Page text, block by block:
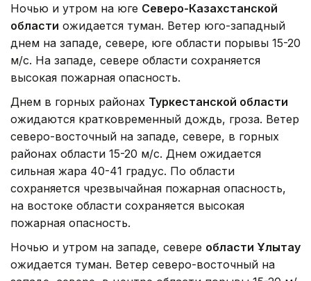
Ночью и утром на юге Северо-Казахстанской
области ожидается туман. Ветер юго-западный
днем на западе, севере, юге области порывы 15-20
м/с. На западе, севере области сохраняется
высокая пожарная опасность.
Днем в горных районах Туркестанской области
ожидаются кратковременный дождь, гроза. Ветер
северо-восточный на западе, севере, в горных
районах области 15-20 м/с. Днем ожидается
сильная жара 40-41 градус. По области
сохраняется чрезвычайная пожарная опасность,
на востоке области сохраняется высокая
пожарная опасность.
Ночью и утром на западе, севере области Ұлытау
ожидается туман. Ветер северо-восточный на